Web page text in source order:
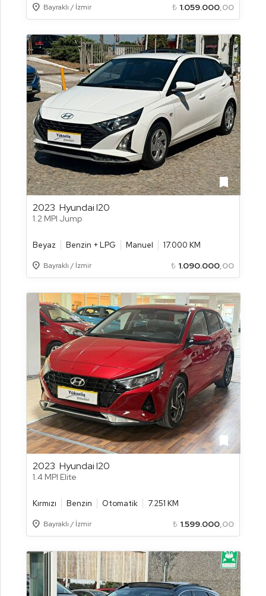
Location_on Bayraklı / İzmir ₺ 1.059.000,00
bookmark
2023 Hyundai I20
1.2 MPI Jump
Beyaz Benzin + LPG Manuel 17.000 KM
Location_on Bayraklı / İzmir ₺ 1.090.000,00
bookmark
2023 Hyundai I20
1.4 MPI Elite
Kırmızı Benzin Otomatik 7.251 KM
Location_on Bayraklı / İzmir ₺ 1.599.000,00